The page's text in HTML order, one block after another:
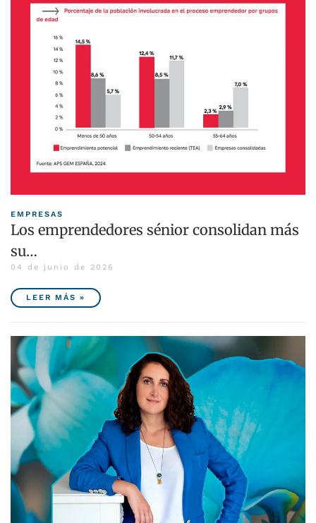
EMPRESAS
Los emprendedores sénior consolidan más
su…
04 de junio de 2026
LEER MÁS »